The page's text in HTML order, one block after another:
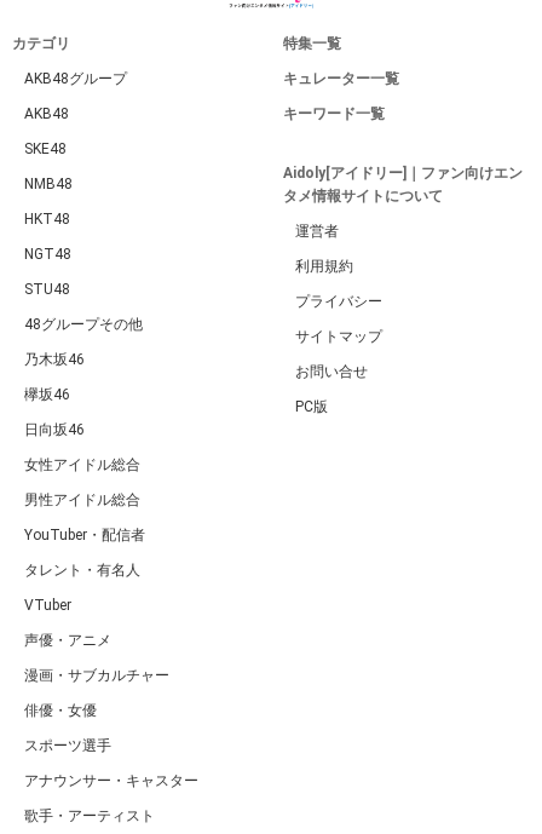
カテゴリ
AKB48グループ
AKB48
SKE48
NMB48
HKT48
NGT48
STU48
48グループその他
乃木坂46
欅坂46
日向坂46
女性アイドル総合
男性アイドル総合
YouTuber・配信者
タレント・有名人
VTuber
声優・アニメ
漫画・サブカルチャー
俳優・女優
スポーツ選手
アナウンサー・キャスター
歌手・アーティスト
特集一覧
キュレーター一覧
キーワード一覧
Aidoly[アイドリー]｜ファン向けエン
タメ情報サイトについて
運営者
利用規約
プライバシー
サイトマップ
お問い合せ
PC版